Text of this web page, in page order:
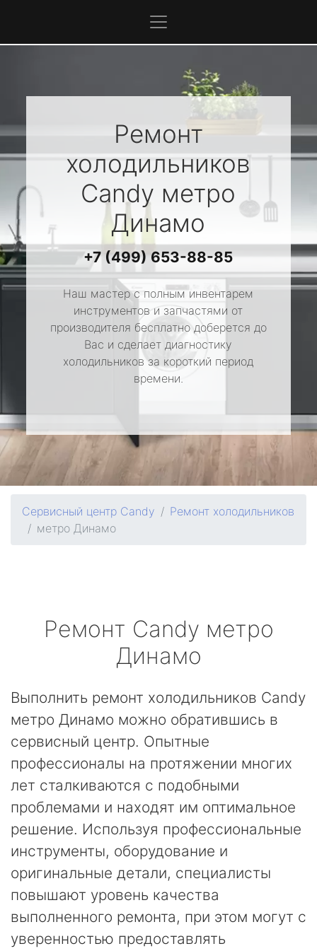
Ремонт
холодильников
Candy метро
Динамо
+7 (499) 653-88-85
Наш мастер с полным инвентарем
инструментов и запчастями от
производителя бесплатно доберется до
Вас и сделает диагностику
холодильников за короткий период
времени.
Сервисный центр Candy
Ремонт холодильников
метро Динамо
Ремонт Candy метро
Динамо
Выполнить ремонт холодильников Candy
метро Динамо можно обратившись в
сервисный центр. Опытные
профессионалы на протяжении многих
лет сталкиваются с подобными
проблемами и находят им оптимальное
решение. Используя профессиональные
инструменты, оборудование и
оригинальные детали, специалисты
повышают уровень качества
выполненного ремонта, при этом могут с
уверенностью предоставлять